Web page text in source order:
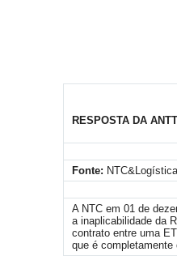
RESPOSTA DA
Fonte: NTC&Logística
A NTC em 01 de
a inaplicabilidade da
contrato entre uma
que é completamente